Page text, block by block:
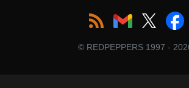
© REDPEPPERS 1997 -